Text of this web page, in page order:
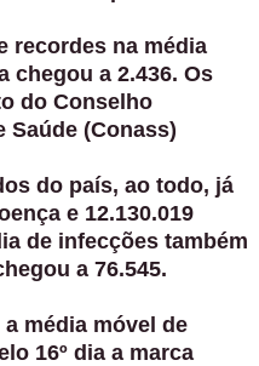
recordes na média
chegou a 2.436. Os
do Conselho
Saúde (Conass)
do país, ao todo, já
e 12.130.019
de infecções também
a 76.545.
média móvel de
16º dia a marca